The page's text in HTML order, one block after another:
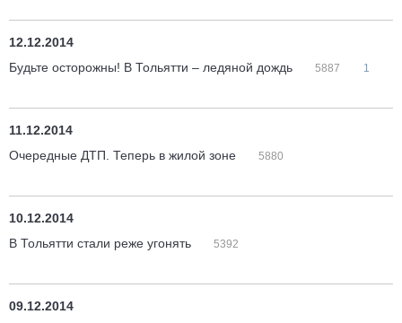
12.12.2014
Будьте осторожны! В Тольятти – ледяной дождь
5887 1
11.12.2014
Очередные ДТП. Теперь в жилой зоне
5880
10.12.2014
В Тольятти стали реже угонять
5392
09.12.2014